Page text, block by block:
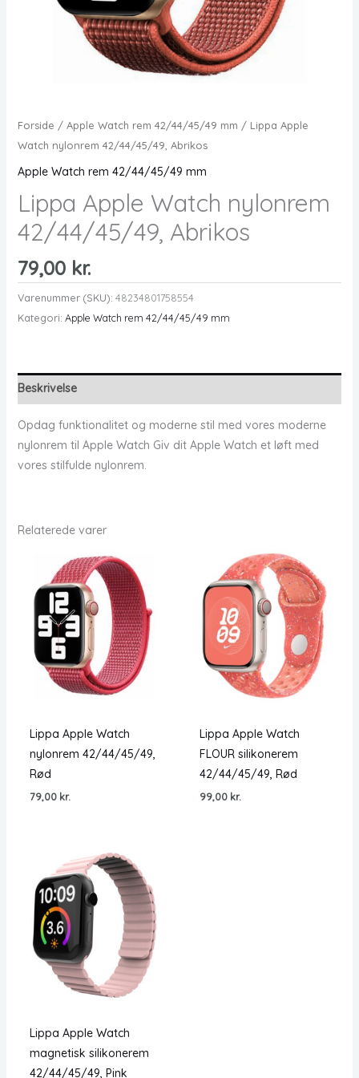
Forside / Apple Watch rem 42/44/45/49 mm / Lippa Apple
Watch nylonrem 42/44/45/49, Abrikos
Apple Watch rem 42/44/45/49 mm
Lippa Apple Watch nylonrem
42/44/45/49, Abrikos
79,00 kr.
Varenummer (SKU): 48234801758554
Kategori: Apple Watch rem 42/44/45/49 mm
Beskrivelse
Opdag funktionalitet og moderne stil med vores moderne
nylonrem til Apple Watch Giv dit Apple Watch et løft med
vores stilfulde nylonrem.
Relaterede varer
Lippa Apple Watch
nylonrem 42/44/45/49,
Rød
79,00 kr.
Lippa Apple Watch
FLOUR silikonerem
42/44/45/49, Rød
99,00 kr.
Lippa Apple Watch
magnetisk silikonerem
42/44/45/49, Pink